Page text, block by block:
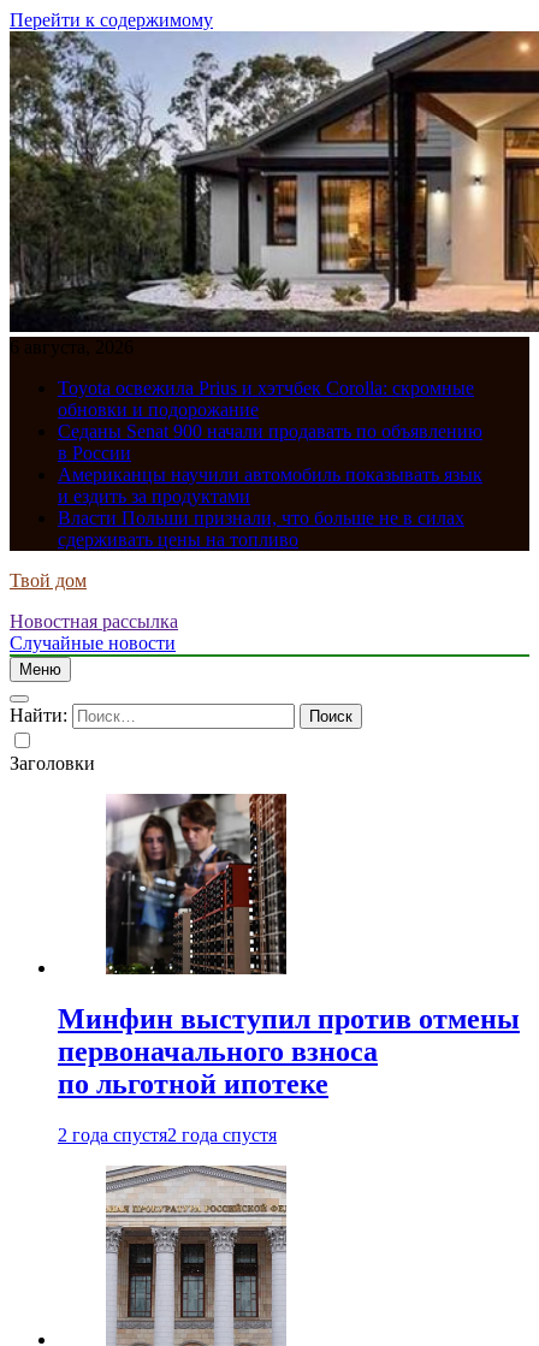
Перейти к содержимому
6 августа, 2026
Toyota освежила Prius и хэтчбек Corolla: скромные
обновки и подорожание
Седаны Senat 900 начали продавать по объявлению
в России
Американцы научили автомобиль показывать язык
и ездить за продуктами
Власти Польши признали, что больше не в силах
сдерживать цены на топливо
Твой дом
Новостная рассылка
Случайные новости
Меню
Найти:
Заголовки
Минфин выступил против отмены
первоначального взноса
по льготной ипотеке
2 года спустя2 года спустя